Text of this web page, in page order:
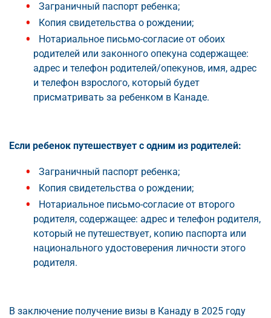
Заграничный паспорт ребенка;
Копия свидетельства о рождении;
Нотариальное письмо-согласие от обоих
родителей или законного опекуна содержащее:
адрес и телефон родителей/опекунов, имя, адрес
и телефон взрослого, который будет
присматривать за ребенком в Канаде.
Если ребенок путешествует с одним из родителей:
Заграничный паспорт ребенка;
Копия свидетельства о рождении;
Нотариальное письмо-согласие от второго
родителя, содержащее: адрес и телефон родителя,
который не путешествует, копию паспорта или
национального удостоверения личности этого
родителя.
В заключение получение визы в Канаду в 2025 году